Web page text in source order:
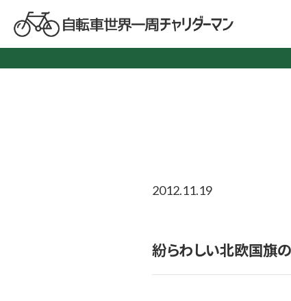
2012.11.19
紛らわしい北欧国旗